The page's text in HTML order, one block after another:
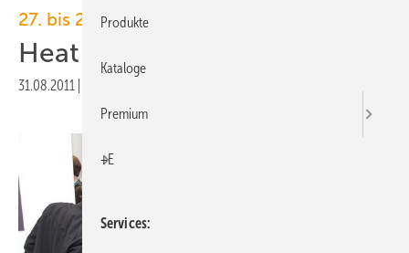
27. bis 29. September 2011
Heat Pump City Nürnberg
31.08.2011
Produkte
Kataloge
Premium
+E
Services